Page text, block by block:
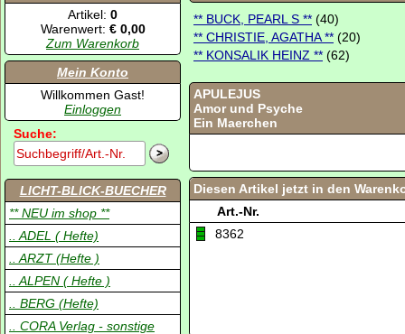
Artikel: 0
Warenwert: € 0,00
Zum Warenkorb
Mein Konto
Willkommen Gast!
Einloggen
Suche:
LICHT-BLICK-BUECHER
** NEU im shop **
.. ADEL ( Hefte)
.. ARZT (Hefte )
.. ALPEN ( Hefte )
.. BERG (Hefte)
.. CORA Verlag - sonstige
** BUCK, PEARL S ** (40)
** CHRISTIE, AGATHA ** (20)
** KONSALIK HEINZ ** (62)
APULEJUS
Amor und Psyche
Ein Maerchen
Diesen Artikel jetzt in den
Art.-Nr.
8362